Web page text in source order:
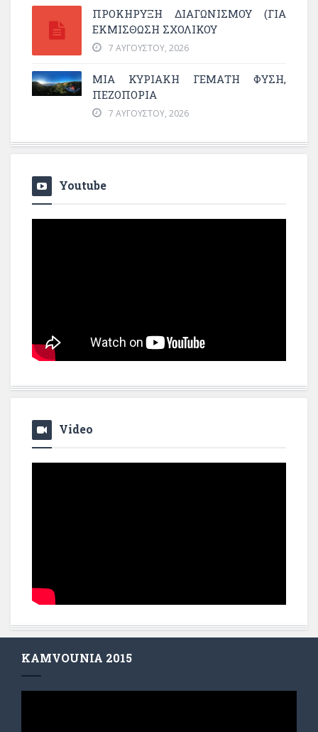
ΠΡΟΚΗΡΥΞΗ ΔΙΑΓΩΝΙΣΜΟΥ (ΓΙΑ
ΕΚΜΊΣΘΩΣΗ ΣΧΟΛΙΚΟΎ
7 ΑΥΓΟΎΣΤΟΥ, 2026
ΜΙΑ ΚΥΡΙΑΚΉ ΓΕΜΆΤΗ ΦΎΣΗ,
ΠΕΖΟΠΟΡΊΑ
7 ΑΥΓΟΎΣΤΟΥ, 2026
Youtube
Video
KAMVOUNIA 2015